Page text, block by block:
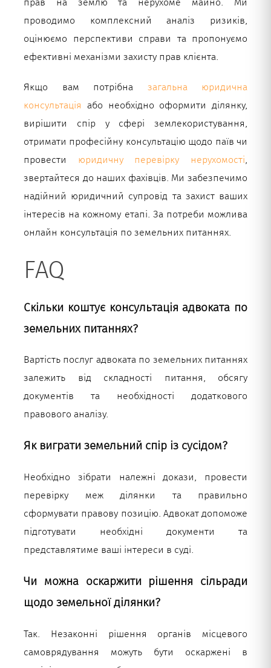
проводимо комплексний аналіз ризиків,
оцінюємо перспективи справи та пропонуємо
ефективні механізми захисту прав клієнта.
Якщо вам потрібна загальна юридична
консультація або необхідно оформити ділянку,
вирішити спір у сфері землекористування,
отримати професійну консультацію щодо паїв чи
провести юридичну перевірку нерухомості,
звертайтеся до наших фахівців. Ми забезпечимо
надійний юридичний супровід та захист ваших
інтересів на кожному етапі. За потреби можлива
онлайн консультація по земельних питаннях.
FAQ
Скільки коштує консультація адвоката по
земельних питаннях?
Вартість послуг адвоката по земельних питаннях
залежить від складності питання, обсягу
документів та необхідності додаткового
правового аналізу.
Як виграти земельний спір із сусідом?
Необхідно зібрати належні докази, провести
перевірку меж ділянки та правильно
сформувати правову позицію. Адвокат допоможе
підготувати необхідні документи та
представлятиме ваші інтереси в суді.
Чи можна оскаржити рішення сільради
щодо земельної ділянки?
Так. Незаконні рішення органів місцевого
самоврядування можуть бути оскаржені в